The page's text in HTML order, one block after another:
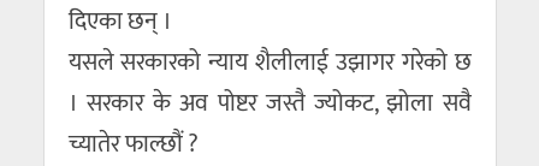
दिएका छन् ।
यसले सरकारको न्याय शैलीलाई उझागर गरेको छ
। सरकार के अव पोष्टर जस्तै ज्योकट, झोला सवै
च्यातेर फाल्छौं ?